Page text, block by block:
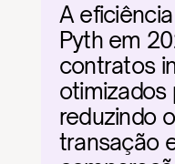
A
Pyth em
contratos
otimizados
reduzindo
transação